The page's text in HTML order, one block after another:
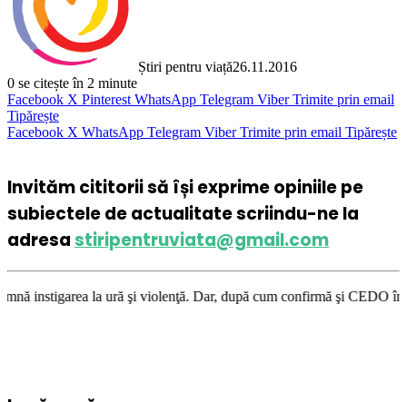
Știri pentru viață26.11.2016
0 se citește în 2 minute
Facebook X Pinterest WhatsApp Telegram Viber Trimite prin email
Tipărește
Facebook X WhatsApp Telegram Viber Trimite prin email Tipărește
Invităm cititorii să își exprime opiniile pe
subiectele de actualitate scriindu-ne la
adresastiripentruviata@gmail.com
la ură şi violenţă. Dar, după cum confirmă şi CEDO în cazul